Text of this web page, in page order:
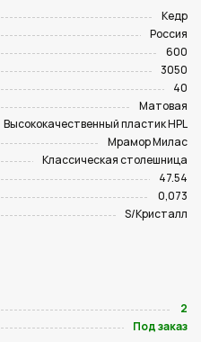
Кедр
Россия
600
3050
40
Матовая
Высококачественный пластик HPL
Мрамор Милас
Классическая столешница
47.54
0,073
S/Кристалл
2
Под заказ